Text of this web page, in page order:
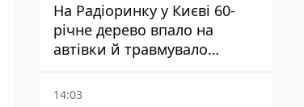
На Радіоринку у Києві 60-
річне дерево впало на
автівки й травмувало
людину - подробиці
14:03